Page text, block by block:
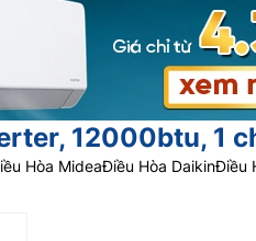
12000btu, 1
Hòa MideaĐiều Hòa DaikinĐiều